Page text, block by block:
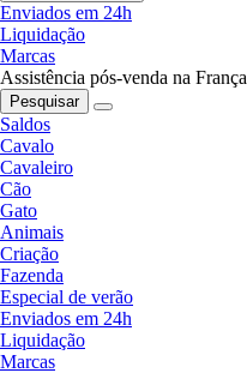
Enviados em 24h
Liquidação
Marcas
Assistência pós-venda na França
Pesquisar
Saldos
Cavalo
Cavaleiro
Cão
Gato
Animais
Criação
Fazenda
Especial de verão
Enviados em 24h
Liquidação
Marcas